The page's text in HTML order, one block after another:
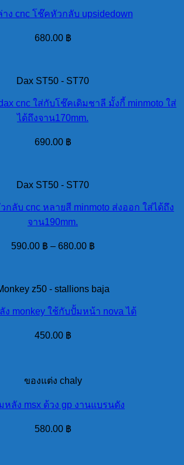
ง cnc โช๊คหัวกลับ upsidedown
680.00 ฿
Dax ST50 - ST70
cnc ใส่กับโช๊คเดิมชาลี มั้งกี้ minmoto ใส่
ได้ถึงจาน170mm.
690.00 ฿
Dax ST50 - ST70
ลับ cnc หลายสี minmoto ส่งออก ใส่ได้ถึง
จาน190mm.
590.00 ฿ – 680.00 ฿
z50 - stallions baja
ง monkey ใช้กับปั้มหน้า nova ได้
450.00 ฿
ของแต่ง chaly
หลัง msx ด้วง gp งานแบรนดัง
580.00 ฿